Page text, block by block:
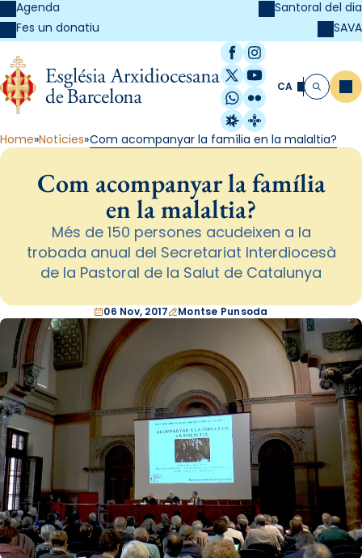
Agenda
Fes un donatiu
Santoral del dia
SAVA
Facebook
Instagram
X / Twitter
YouTube
WhatsApp
Flickr
Radio Estel
Catalunya
CA Cerca
Home Notícies Com acompanyar la família en la malaltia?
Com acompanyar la família
en la malaltia?
Més de 150 persones acudeixen a la
trobada anual del Secretariat Interdiocesà
de la Pastoral de la Salut de Catalunya
06 Nov, 2017 Montse Punsoda